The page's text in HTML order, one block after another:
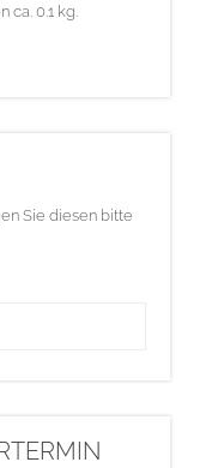
0.1 kg.
Sie diesen bitte